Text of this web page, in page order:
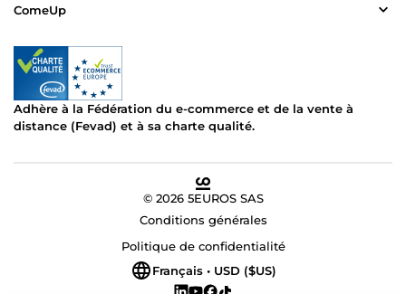
ComeUp
Adhère à la Fédération du e-commerce et de la vente à
distance (Fevad) et à sa charte qualité.
© 2026 5EUROS SAS
Conditions générales
Politique de confidentialité
Français • USD ($US)